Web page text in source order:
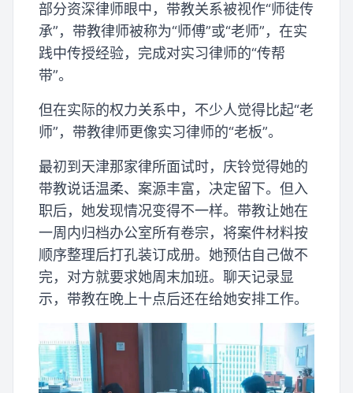
部分资深律师眼中，带教关系被视作“师徒传
承”，带教律师被称为“师傅”或“老师”，在实
践中传授经验，完成对实习律师的“传帮
带”。
但在实际的权力关系中，不少人觉得比起“老
师”，带教律师更像实习律师的“老板”。
最初到天津那家律所面试时，庆铃觉得她的
带教说话温柔、案源丰富，决定留下。但入
职后，她发现情况变得不一样。带教让她在
一周内归档办公室所有卷宗，将案件材料按
顺序整理后打孔装订成册。她预估自己做不
完，对方就要求她周末加班。聊天记录显
示，带教在晚上十点后还在给她安排工作。